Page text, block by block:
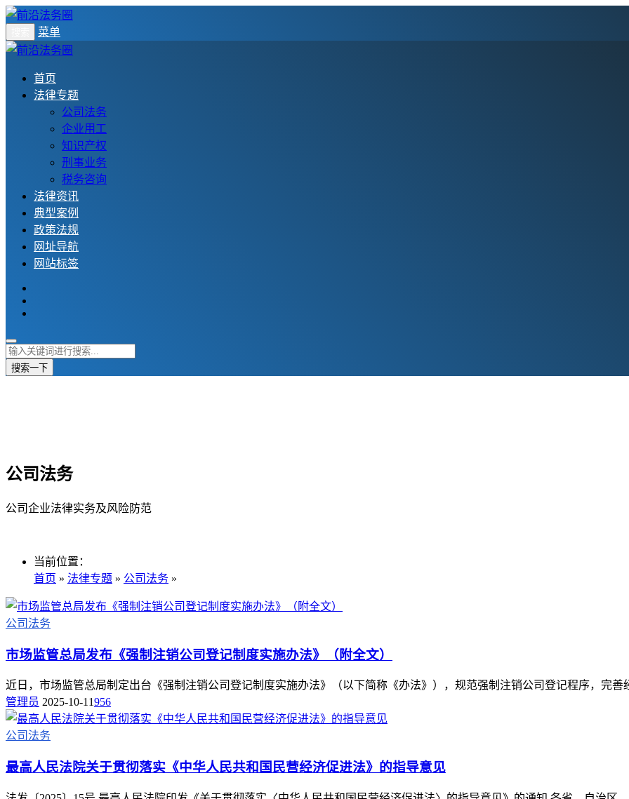
菜单
首页
法律专题
公司法务
企业用工
知识产权
刑事业务
税务咨询
法律资讯
典型案例
政策法规
网址导航
网站标签
搜索一下
公司法务
公司企业法律实务及风险防范
当前位置：
首页 » 法律专题 » 公司法务 »
公司法务
市场监管总局发布《强制注销公司登记制度实施办法》（附全文）
近日，市场监管总局制定出台《强制注销公司登记制度实施办法》（以下简称《办法》），规范强制注销公司登记程序，完善
管理员 2025-10-11956
公司法务
最高人民法院关于贯彻落实《中华人民共和国民营经济促进法》的指导意见